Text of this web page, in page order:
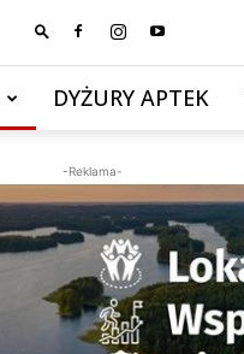
DYŻURY APTEK
-Reklama-